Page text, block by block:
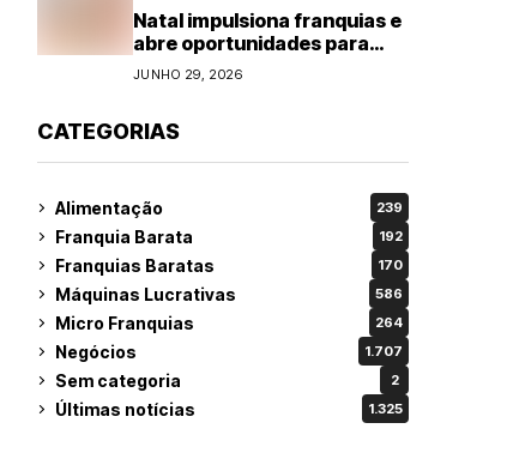
Natal impulsiona franquias e
abre oportunidades para
diversos segmentos do
JUNHO 29, 2026
CATEGORIAS
Alimentação 239
Franquia Barata 192
Franquias Baratas 170
Máquinas Lucrativas 586
Micro Franquias 264
Negócios 1.707
Sem categoria 2
Últimas notícias 1.325